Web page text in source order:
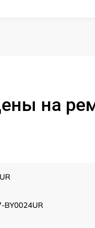
на
BY0024UR